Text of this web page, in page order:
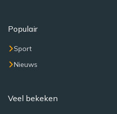
Populair
Sport
Nieuws
Veel bekeken